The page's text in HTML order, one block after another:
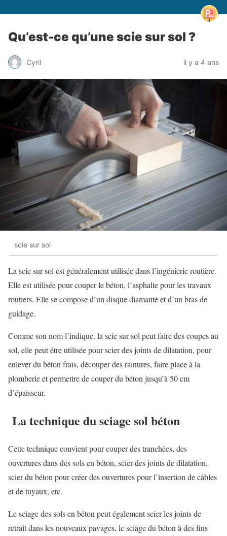
Qu’est-ce qu’une scie sur sol ?
Cyril il y a 4 ans
scie sur sol
La scie sur sol est généralement utilisée dans l’ingénierie routière.
Elle est utilisée pour couper le béton, l’asphalte pour les travaux
routiers. Elle se compose d’un disque diamanté et d’un bras de
guidage.
Comme son nom l’indique, la scie sur sol peut faire des coupes au
sol, elle peut être utilisée pour scier des joints de dilatation, pour
enlever du béton frais, découper des rainures, faire place à la
plomberie et permettre de couper du béton jusqu’à 50 cm
d’épaisseur.
La technique du sciage sol béton
Cette technique convient pour couper des tranchées, des
ouvertures dans des sols en béton, scier des joints de dilatation,
scier du béton pour créer des ouvertures pour l’insertion de câbles
et de tuyaux, etc.
Le sciage des sols en béton peut également scier les joints de
retrait dans les nouveaux pavages, le sciage du béton à des fins